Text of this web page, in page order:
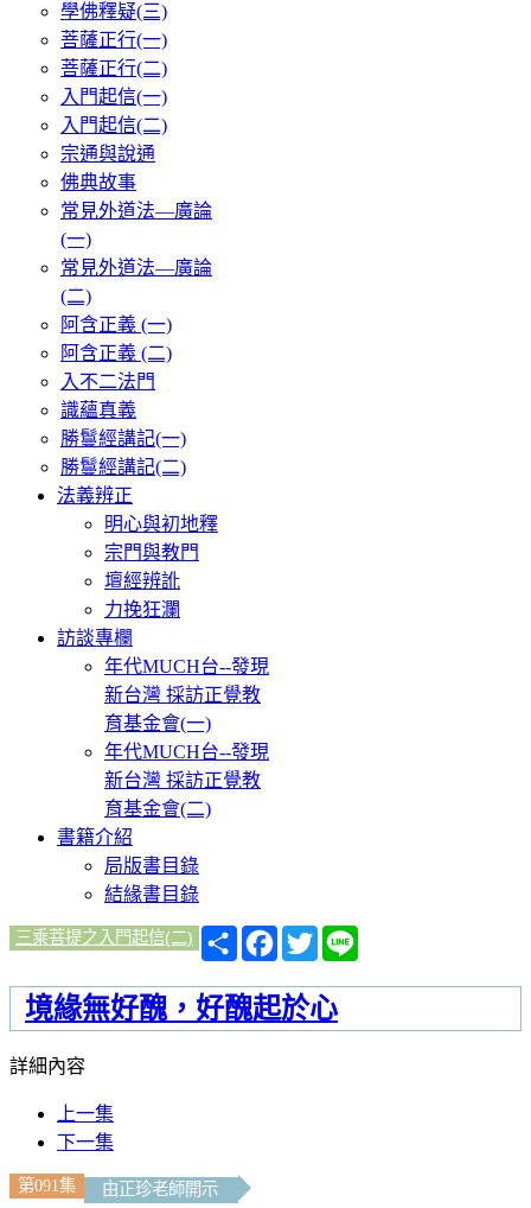
學佛釋疑(三)
菩薩正行(一)
菩薩正行(二)
入門起信(一)
入門起信(二)
宗通與說通
佛典故事
常見外道法—廣論
(一)
常見外道法—廣論
(二)
阿含正義 (一)
阿含正義 (二)
入不二法門
識蘊真義
勝鬘經講記(一)
勝鬘經講記(二)
法義辨正
明心與初地釋
宗門與教門
壇經辨訛
力挽狂瀾
訪談專欄
年代MUCH台--發現
新台灣 採訪正覺教
育基金會(一)
年代MUCH台--發現
新台灣 採訪正覺教
育基金會(二)
書籍介紹
局版書目錄
結緣書目錄
三乘菩提之入門起信(二)
分
享
Facebook
Twitter
境緣無好醜，好醜起於心
詳細內容
上一集
下一集
第091集 由正珍老師開示